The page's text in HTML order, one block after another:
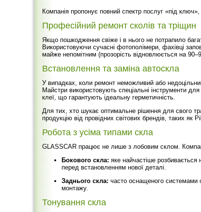
Компанія пропонує повний спектр послуг «під
Професійний ремонт сколів та тріщин
Якщо пошкодження свіже і в нього не потрапило
Використовуючи сучасні фотополімери, фахівці
майже непомітним (прозорість відновлюється на
Встановлення та заміна автоскла
У випадках, коли ремонт неможливий або
Майстри використовують спеціальні інструменти
клеї, що гарантують ідеальну герметичність.
Для тих, хто шукає оптимальне рішення для свого
продукцію від провідних світових брендів, таких
Робота з усіма типами скла
GLASSCAR працює не лише з лобовим склом.
Бокового скла: яке найчастіше
перед встановленням нової деталі.
Заднього скла: часто оснащеного системами
монтажу.
Тонування скла